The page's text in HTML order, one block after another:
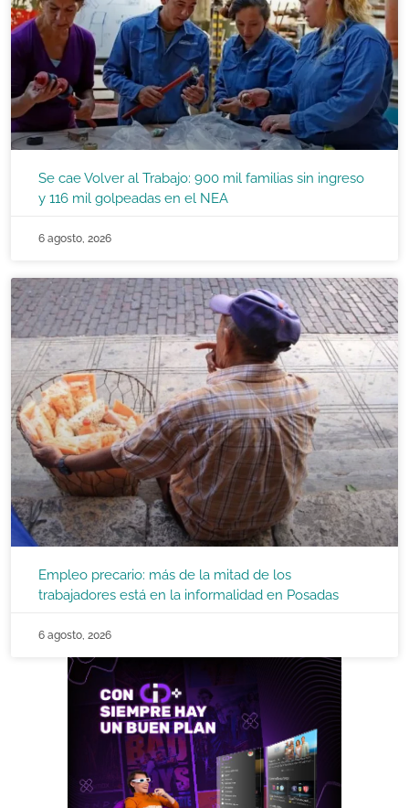
Se cae Volver al Trabajo: 900 mil familias sin ingreso
y 116 mil golpeadas en el NEA
6 agosto, 2026
Empleo precario: más de la mitad de los
trabajadores está en la informalidad en Posadas
6 agosto, 2026